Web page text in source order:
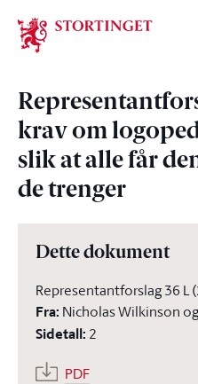
Stortinget.no
krav om
slik at alle får
de trenger
Dette dokument
Representantforslag 36 L
Fra: Nicholas Wilkinson
Sidetall: 2
PDF